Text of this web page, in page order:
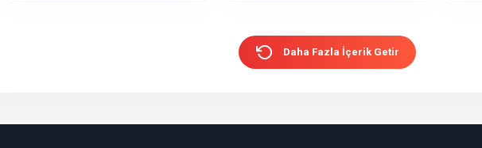
Daha Fazla İçerik Getir